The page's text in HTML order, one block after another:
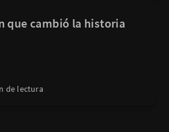
que cambió la historia
de lectura